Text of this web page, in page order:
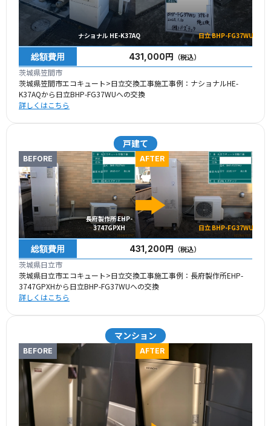
ナショナル HE-K37AQ 日立 BHP-FG37WU
総額費用 431,000円 （税込）
茨城県笠間市
茨城県笠間市エコキュート>日立交換工事施工事例：ナショナルHE-
K37AQから日立BHP-FG37WUへの交換
詳しくはこちら
戸建て
BEFORE
長府製作所 EHP-
3747GPXH
AFTER
日立 BHP-FG37WU
総額費用 431,200円 （税込）
茨城県日立市
茨城県日立市エコキュート>日立交換工事施工事例：長府製作所EHP-
3747GPXHから日立BHP-FG37WUへの交換
詳しくはこちら
マンション
BEFORE AFTER